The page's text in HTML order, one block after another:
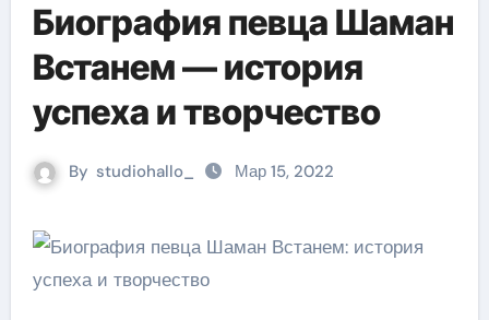
Биография певца Шаман
Встанем — история
успеха и творчество
By studiohallo_ Мар 15, 2022